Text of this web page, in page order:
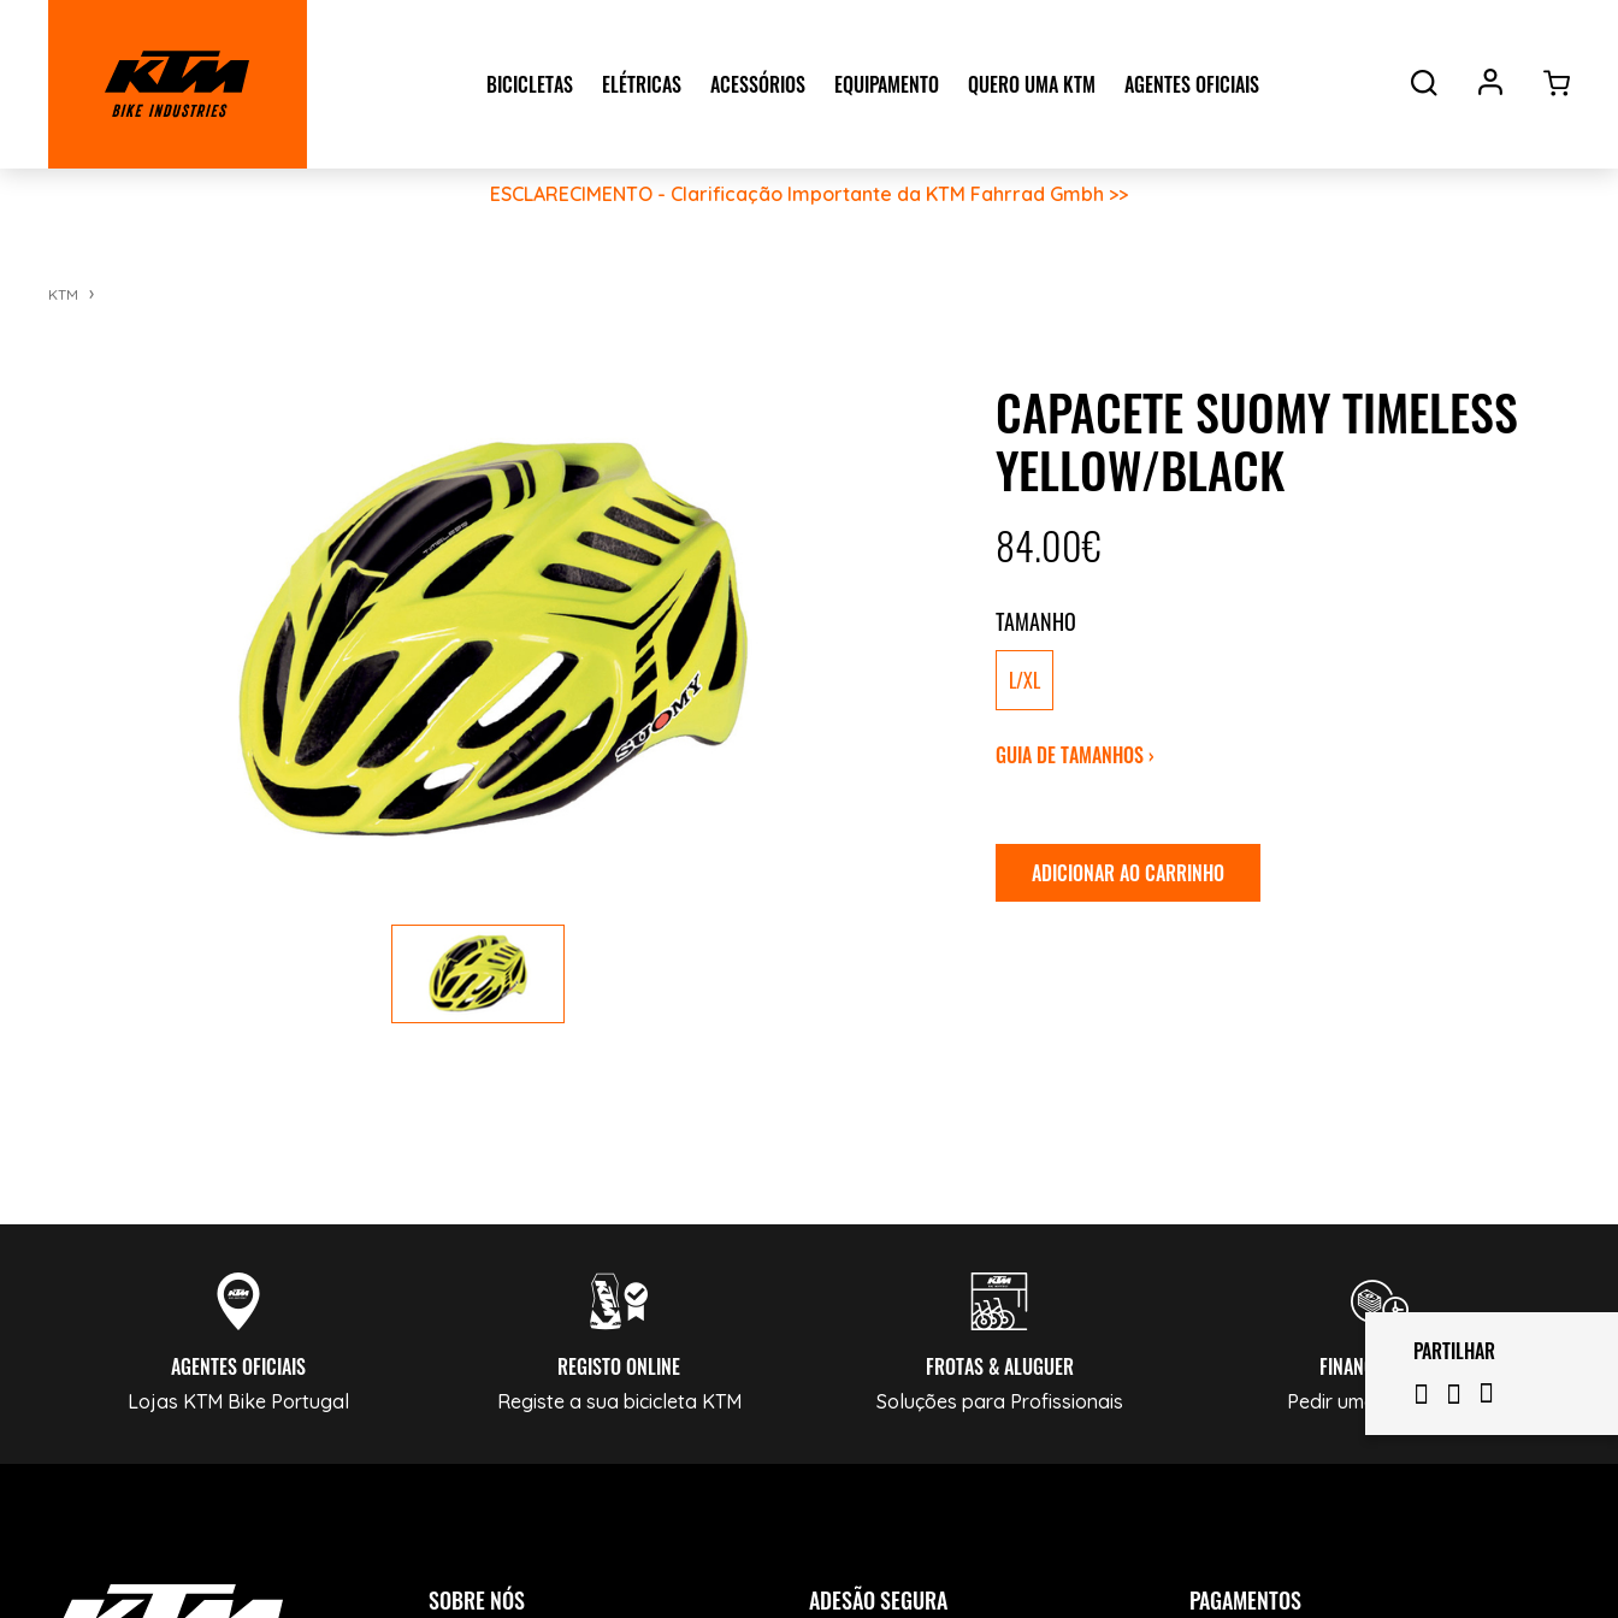
BICICLETAS ELÉTRICAS ACESSÓRIOS EQUIPAMENTO QUERO UMA KTM AGENTES OFICIAIS
ESCLARECIMENTO - Clarificação Importante da KTM Fahrrad Gmbh >>
KTM
PARTILHAR
CAPACETE SUOMY TIMELESS
YELLOW/BLACK
84.00€
TAMANHO
L/XL
GUIA DE TAMANHOS ›
ADICIONAR AO CARRINHO
AGENTES OFICIAIS
Lojas KTM Bike Portugal
REGISTO ONLINE
Registe a sua bicicleta KTM
FROTAS & ALUGUER
Soluções para Profissionais
FINANCIAMENTO
Pedir uma Simulação
SOBRE NÓS ADESÃO SEGURA PAGAMENTOS